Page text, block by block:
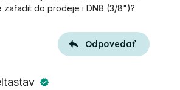
zařadit do prodeje i DN8 (3/8")?
Odpovedať
verified